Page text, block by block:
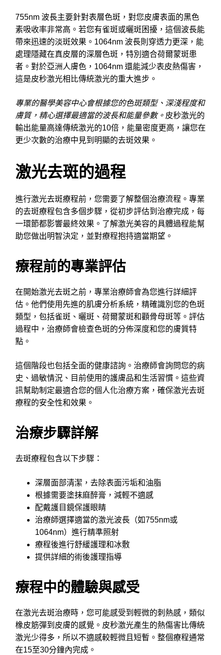
755nm 波長主要針對表層色斑，對您皮膚表面的黑色
素吸收率非常高。若您有雀斑或曬斑困擾，這個波長能
帶來迅速的淡斑效果。1064nm 波長則穿透力更深，能
處理隱藏在真皮層的深層色斑，特別適合荷爾蒙斑患
者。對於亞洲人膚色，1064nm 還能減少表皮熱傷害，
這是皮秒激光相比傳統激光的重大進步。
專業的醫學美容中心會根據您的色斑類型、深淺程度和
膚質，精心選擇最適當的波長和能量參數。 皮秒激光的
輸出能量高達傳統激光的10倍，能量密度更高，讓您在
更少次數的治療中見到明顯的去斑效果。
激光去斑的過程
進行激光去斑療程前，您需要了解整個治療流程。專業
的去斑療程包含多個步驟，從初步評估到治療完成，每
一環節都影響最終效果。了解激光美容的具體過程能幫
助您做出明智決定，並對療程抱持適當期望。
療程前的專業評估
在開始激光去斑之前，專業治療師會為您進行詳細評
估。他們使用先進的肌膚分析系統，精確識別您的色斑
類型，包括雀斑、曬斑、荷爾蒙斑和顴骨母斑等。評估
過程中，治療師會檢查色斑的分佈深度和您的膚質特
點。
這個階段也包括全面的健康諮詢。治療師會詢問您的病
史、過敏情況、目前使用的護膚品和生活習慣。這些資
訊幫助制定最適合您的個人化治療方案，確保激光去斑
療程的安全性和效果。
治療步驟詳解
去斑療程包含以下步驟：
深層面部清潔，去除表面污垢和油脂
根據需要塗抹麻醉膏，減輕不適感
配戴護目鏡保護眼睛
治療師選擇適當的激光波長（如755nm或
1064nm）進行精準照射
療程後進行舒緩護理和冰敷
提供詳細的術後護理指導
療程中的體驗與感受
在激光去斑治療時，您可能感受到輕微的刺熱感，類似
橡皮筋彈到皮膚的感覺。皮秒激光產生的熱傷害比傳統
激光少得多，所以不適感較輕微且短暫。整個療程通常
在15至30分鐘內完成。